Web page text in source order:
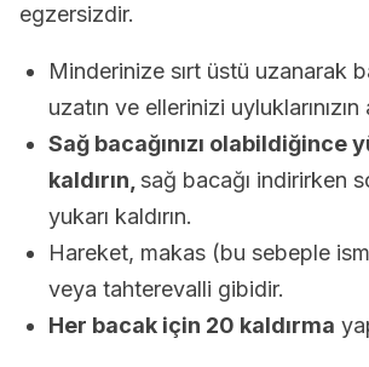
egzersizdir.
Minderinize sırt üstü uzanarak
uzatın ve ellerinizi
Sağ bacağınızı olabildiğince
kaldırın, sağ bacağı indirirken
yukarı kaldırın.
Hareket, makas (bu sebeple
veya tahterevalli gibidir.
Her bacak için 20 kaldırma